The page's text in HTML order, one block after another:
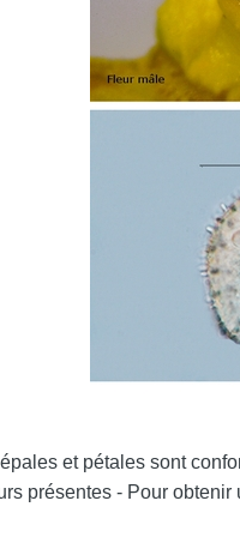
et pétales sont
présentes - Pour